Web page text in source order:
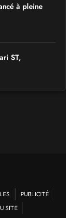
à pleine
ST,
PUBLICITÉ
SITE